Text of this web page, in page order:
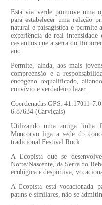
Esta via verde promove uma
para estabelecer uma relação
natural e paisagística e permite
experiência de real intensidade
castanhos que a serra do
ano.
Permite, ainda, aos mais
compreensão e a
endógeno requalificado,
convívio e verdadeiro lazer.
Coordenadas GPS: 41.17011-
6.87634 (Carviçais)
Utilizando uma antiga linha
Moncorvo liga a sede do
tradicional Festival Rock.
A Ecopista que se
Norte/Nascente, da Serra do
ecológica e desportiva,
A Ecopista está vocacionada
patins e similares, não se